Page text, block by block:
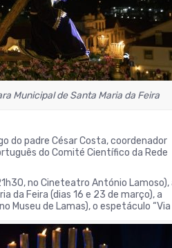
Municipal de Santa Maria da Feira
do padre César Costa, coordenador
do Comité Científico da Rede
no Cineteatro António Lamoso),
da Feira (dias 16 e 23 de março), a
Museu de Lamas), o espetáculo “Via